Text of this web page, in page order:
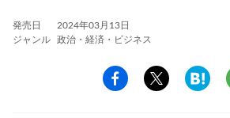
発売日
2024年03月13日
ジャンル
政治・経済・ビジネス